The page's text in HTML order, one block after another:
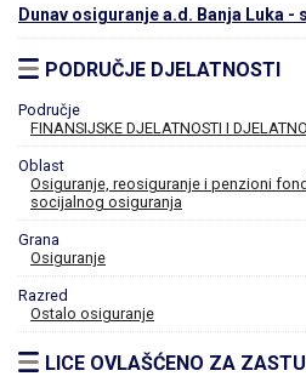
Dunav osiguranje a.d. Banja Luka -
PODRUČJE DJELATNOSTI
Područje
FINANSIJSKE DJELATNOSTI I
Oblast
Osiguranje, reosiguranje i penzioni
socijalnog osiguranja
Grana
Osiguranje
Razred
Ostalo osiguranje
LICE OVLAŠĆENO ZA